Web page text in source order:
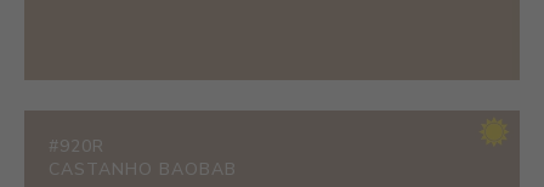
#920R
CASTANHO BAOBAB